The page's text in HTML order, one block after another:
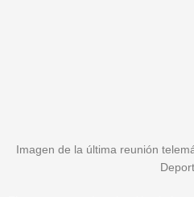
Imagen de la última reunión